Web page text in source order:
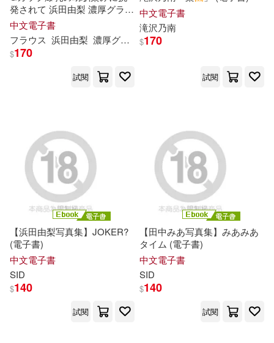
池海(20) 金城陽三郎(20)
ラブポップ(19)
佐藤大輔(19) 奥田咲(19)
桃園怜奈(19) 王小波(19)
週刊SPA！デジタル編集部(19)
セルフラッシュ(18)
アシェット・コレクションズ・ジ
ャパン(70)
中國建材工業出版社(70)
光明日報出版社(68)
北京出版社(67)
同濟大學出版社(67)
親子天下(67)
中國社會科學出版社(66)
麥田(66)
発されて 浜田由梨 濃厚グラビ
アPHOTOBOOK (電子書)
中文電子書
フラウス 浜田由梨 濃厚グラビアPHOTOBOOK
$170
試閱
中文電子書
滝沢乃南
$170
試閱
【浜田由梨写真集】JOKER?
(電子書)
中文電子書
SID
$140
試閱
【田中みあ写真集】みあみあ
タイム (電子書)
中文電子書
SID
$140
試閱